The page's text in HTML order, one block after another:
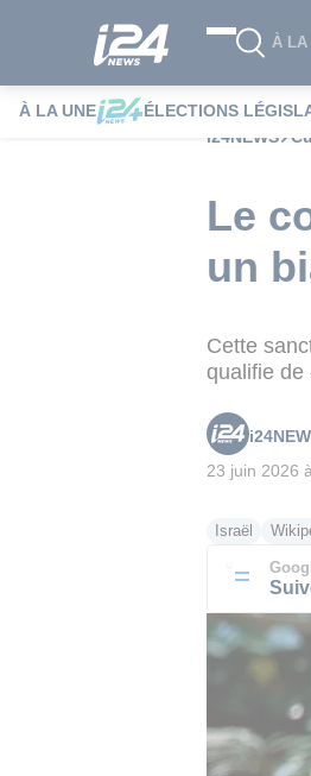
À LA
À LA UNE ÉLECTIONS
i24NEWS
Le
un
Cette
qualifie de
23 juin 2026
Israël